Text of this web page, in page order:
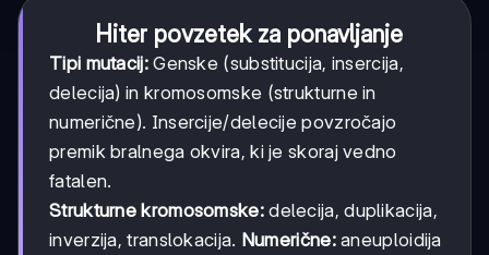
Hiter povzetek za ponavljanje
Tipi mutacij:Genske (substitucija, insercija,
delecija) in kromosomske (strukturne in
numerične). Insercije/delecije povzročajo
premik bralnega okvira, ki je skoraj vedno
fatalen.
Strukturne kromosomske:delecija, duplikacija,
inverzija, translokacija. Numerične:aneuploidija